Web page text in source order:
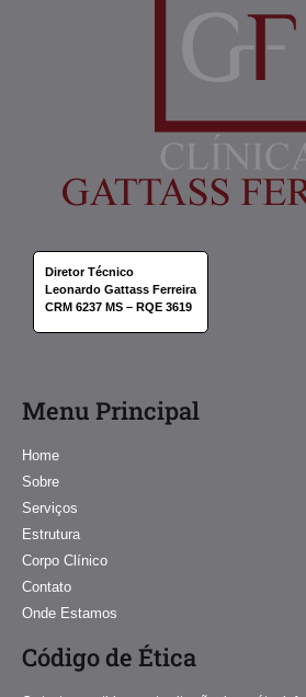
Diretor Técnico
Leonardo Gattass Ferreira
CRM 6237 MS – RQE 3619
Menu Principal
Home
Sobre
Serviços
Estrutura
Corpo Clínico
Contato
Onde Estamos
Código de Ética